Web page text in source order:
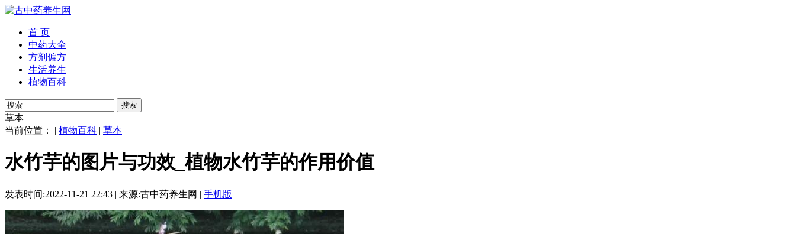
首 页
中药大全
方剂偏方
生活养生
植物百科
搜索
草本
当前位置： | 植物百科 | 草本
水竹芋的图片与功效_植物水竹芋的作用价值
发表时间:2022-11-21 22:43 | 来源:古中药养生网 | 手机版